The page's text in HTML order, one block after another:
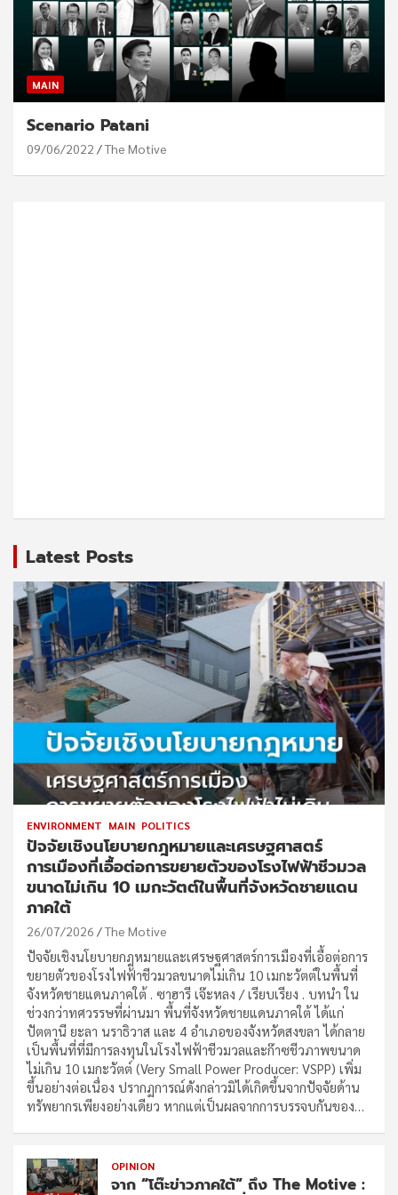
MAIN
Scenario Patani
09/06/2022 The Motive
Latest Posts
ENVIRONMENT MAIN POLITICS
ปัจจัยเชิงนโยบายกฎหมายและเศรษฐศาสตร์
การเมืองที่เอื้อต่อการขยายตัวของโรงไฟฟ้าชีวมวล
ขนาดไม่เกิน 10 เมกะวัตต์ในพื้นที่จังหวัดชายแดน
ภาคใต้
26/07/2026 The Motive
ปัจจัยเชิงนโยบายกฎหมายและเศรษฐศาสตร์การเมืองที่เอื้อต่อการ
ขยายตัวของโรงไฟฟ้าชีวมวลขนาดไม่เกิน 10 เมกะวัตต์ในพื้นที่
จังหวัดชายแดนภาคใต้ . ซาฮารี เจ๊ะหลง / เรียบเรียง . บทนำ ใน
ช่วงกว่าทศวรรษที่ผ่านมา พื้นที่จังหวัดชายแดนภาคใต้ ได้แก่
ปัตตานี ยะลา นราธิวาส และ 4 อำเภอของจังหวัดสงขลา ได้กลาย
เป็นพื้นที่ที่มีการลงทุนในโรงไฟฟ้าชีวมวลและก๊าซชีวภาพขนาด
ไม่เกิน 10 เมกะวัตต์ (Very Small Power Producer: VSPP) เพิ่ม
ขึ้นอย่างต่อเนื่อง ปรากฏการณ์ดังกล่าวมิได้เกิดขึ้นจากปัจจัยด้าน
ทรัพยากรเพียงอย่างเดียว หากแต่เป็นผลจากการบรรจบกันของ…
OPINION
จาก “โต๊ะข่าวภาคใต้” ถึง The Motive :